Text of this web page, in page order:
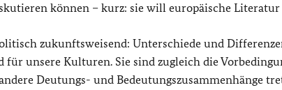
können – kurz: sie will europäische
zukunftsweisend: Unterschiede und
unsere Kulturen. Sie sind zugleich die
Deutungs- und Bedeutungszusammenhänge